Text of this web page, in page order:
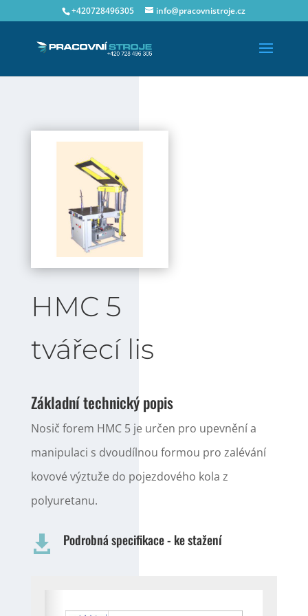
+420728496305 info@pracovnistroje.cz
HMC 5
tvářecí lis
Základní technický popis
Nosič forem HMC 5 je určen pro upevnění a
manipulaci s dvoudílnou formou pro zalévání
kovové výztuže do pojezdového kola z
polyuretanu.
 Podrobná specifikace - ke stažení